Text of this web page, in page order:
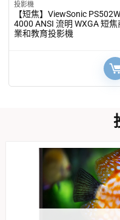
投影機
【短焦】ViewSonic PS502W
4000 ANSI 流明 WXGA 短焦
業和教育投影機